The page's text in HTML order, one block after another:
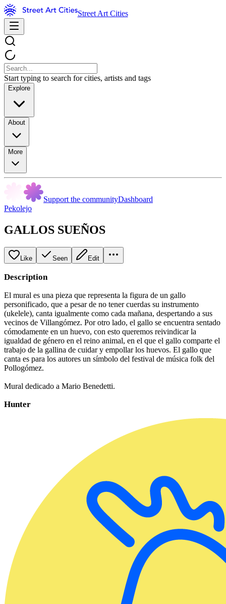
Street Art Cities
Start typing to search for cities, artists and tags
Explore
About
More
Support the communityDashboard
Pekolejo
GALLOS SUEÑOS
Like Seen Edit
Description
El mural es una pieza que representa la figura de un gallo
personificado, que a pesar de no tener cuerdas su instrumento
(ukelele), canta igualmente como cada mañana, despertando a sus
vecinos de Villangómez. Por otro lado, el gallo se encuentra sentado
cómodamente en un huevo, con esto queremos reivindicar la
igualdad de género en el reino animal, en el que el gallo comparte el
trabajo de la gallina de cuidar y empollar los huevos. El gallo que
canta es para los autores un símbolo del festival de música folk del
Pollogómez.
Mural dedicado a Mario Benedetti.
Hunter